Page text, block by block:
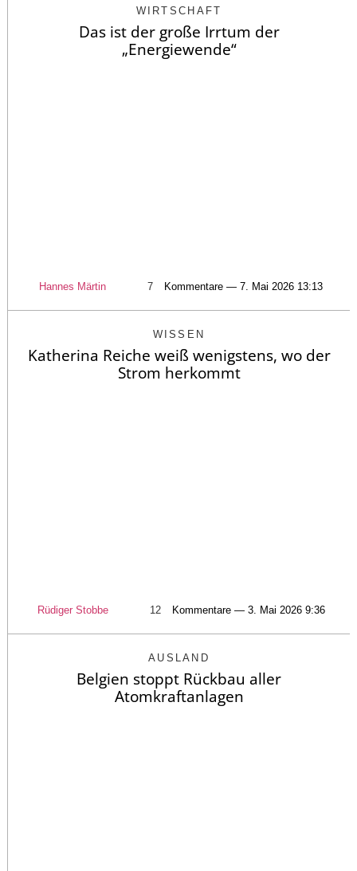
WIRTSCHAFT
Das ist der große Irrtum der
„Energiewende“
Hannes Märtin 7 Kommentare — 7. Mai 2026 13:13
WISSEN
Katherina Reiche weiß wenigstens, wo der
Strom herkommt
Rüdiger Stobbe 12 Kommentare — 3. Mai 2026 9:36
AUSLAND
Belgien stoppt Rückbau aller
Atomkraftanlagen